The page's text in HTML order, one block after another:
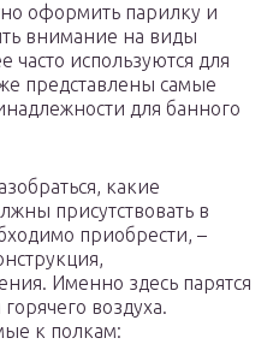
оформить парилку и
внимание на виды
используются для
представлены самые
для банного
какие
присутствовать в
приобрести, –
Именно здесь парятся
воздуха.
к полкам: